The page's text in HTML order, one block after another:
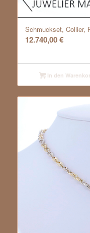
Schmuckset, Collier,
12.740,00€
In den